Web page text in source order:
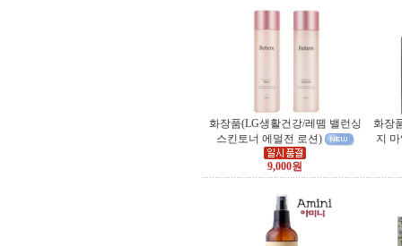
화장품(LG생활건강/레뗌 밸런싱
스킨토너 에멀전 로션)
9,000원
화장
지